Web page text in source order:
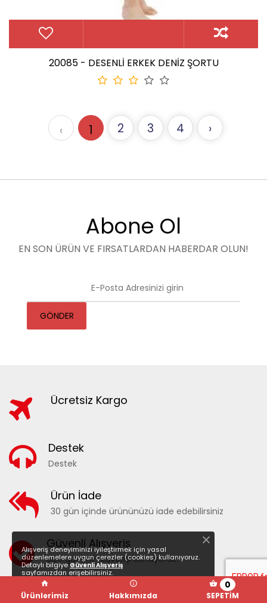
20085 - DESENLİ ERKEK DENİZ ŞORTU
18000 - DESENLİ ERKEK DENİZ ŞORTU
FAVORILERE EKLE
‹ 1 2 3 4 ›
Abone Ol
EN SON ÜRÜN VE FIRSATLARDAN HABERDAR OLUN!
GÖNDER
Ücretsiz Kargo
Destek
Destek
Ürün İade
30 gün içinde ürününüzü iade edebilirsiniz
Güvenli Alışveriş
Size güvenli alışverişi sunuyoruz!
Alışveriş deneyiminizi iyileştirmek için yasal
düzenlemelere uygun çerezler (cookies) kullanıyoruz.
Detaylı bilgiyeGüvenli Alışveriş
sayfamızdan erişebilirsiniz.
Ürünlerimiz Hakkımızda
0
SEPETİM